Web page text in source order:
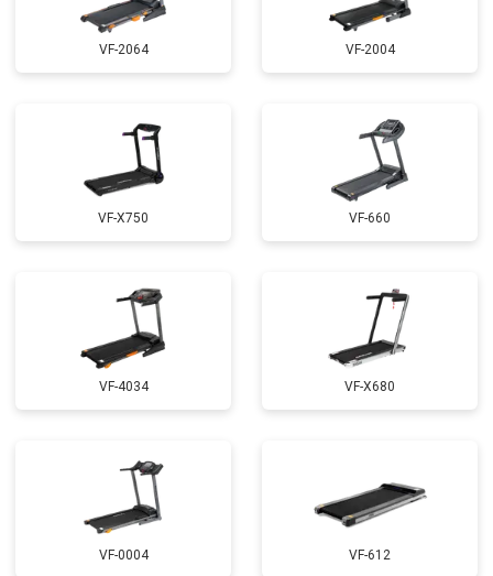
VF-2064 VF-2004
VF-X750 VF-660
VF-4034 VF-X680
VF-0004 VF-612